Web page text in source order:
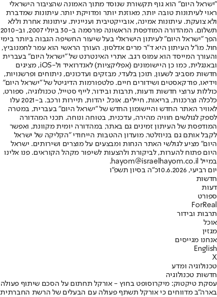
"ישראל היום" הוא גוף תקשורת שנוסד מתוך האמונה שהציבור הישראלי
ראוי לעיתונות טובה יותר, מאוזנת יותר ומדויקת יותר. עיתונות שמדברת
ולא צועקת. עיתונות אמינה, אובייקטיבית ועניינית. עיתונות אחרת וללא
תשלום. המהדורה המודפסת הראשונה פורסמה ב-30 ביולי 2007, וב-2010
הפך "ישראל היום" לעיתון הישראלי בעל שיעור החשיפה הגבוה ביותר בימי
חול. מו"ל העיתון היא ד"ר מרים אדלסון. העורך הראשי הוא עמר לחמנוביץ,
והעורך המייסד הוא עמוס רגב. אתרי האינטרנט של "ישראל היום" בעברית
ובאנגלית, כמו כן היישומונים (אפליקציות) לאנדרואיד ול-iOS, מציגים
חדשות מסביב לשעון, תוכן בלעדי, מבזקים ועדכונים, ניתוחים ופרשנויות,
וידיאו, פודקאסטים ושידורים חיים. פלטפורמות הדיגיטל של "ישראל היום"
כוללות ערוצי חדשות ודעות, תרבות ובידור, לייף סטייל, טכנולוגיה, ספורט,
כלכלה וצרכנות, בריאות, חיילים, אוכל, יהדות, תיירות ורכב. ב-2021 עלו
לאוויר האתר החדש והיישומון החדש של "ישראל היום" בעברית, במטרה
לספק לגולשים חוויה מהירה, עדכנית, בטוחה ונוחה. תכני המהדורה
המודפסת של העיתון זמינים גם באתר, במהדורה יומית מקוונת, ואפשר
לקבל אותם גם בניוזלטר. מועדון ההטבות הייחודי "הקליקה של ישראל
היום" מציע לגולשי האתר הנחות ומבצעים על מוצרים ושירותים. ישראל
היום פתוח להערות, לביקורת ולהצעות לשיפור מקהל הקוראים. פנו אלינו
במייל hayom@israelhayom.co.il.
יום רביעי, 10.6.2026
כ"ה בסיון תשפ"ו
חדשות
דעות
ספורט
ForReal
תרבות ובידור
אוכל
מגזין
אנחנו מגייסים
English
X
טכנולוגיה ומדע
חדשות טכנולוגיה
עסקת טיקטוק: מיקרוסופט בחוץ - אורקל תחתום על הסכם שיתוף פעולה
בארה"ב מדווחים כי אורקל תשתף פעולה עם הבעלים של הרשת החברתית